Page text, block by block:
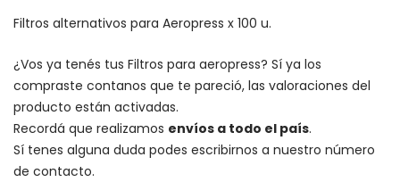
Filtros alternativos para Aeropress x 100 u.
¿Vos ya tenés tus Filtros para aeropress? Sí ya los
compraste contanos que te pareció, las valoraciones del
producto están activadas.
Recordá que realizamos envíos a todo el país.
Sí tenes alguna duda podes escribirnos a nuestro número
de contacto.